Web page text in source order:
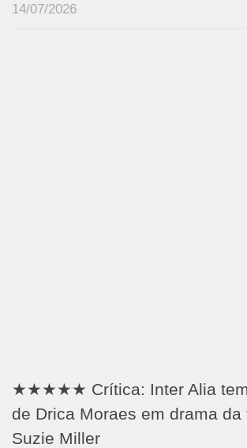
14/07/2026
★★★★★ Crítica: Inter Alia tem
de Drica Moraes em drama da
Suzie Miller